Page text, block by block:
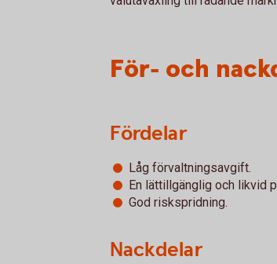
För- och
Fördelar
Låg förvaltningsavgift.
En lättillgänglig och likvid
God riskspridning.
Nackdelar